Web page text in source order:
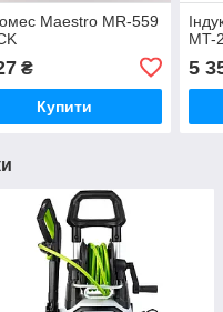
Maestro MR-559
₴
Купити
MT-
5